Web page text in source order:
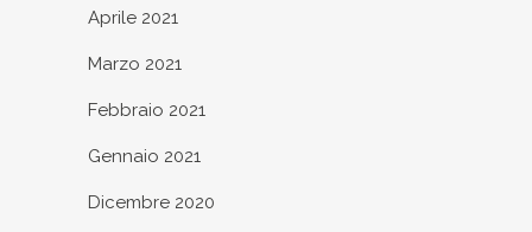
Aprile 2021
Marzo 2021
Febbraio 2021
Gennaio 2021
Dicembre 2020